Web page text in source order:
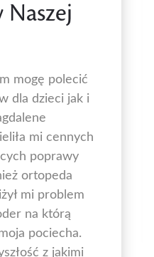
mogę polecić
dla dzieci jak i
mi cennych
poprawy
ortopeda
mi problem
na którą
pociecha.
z jakimi